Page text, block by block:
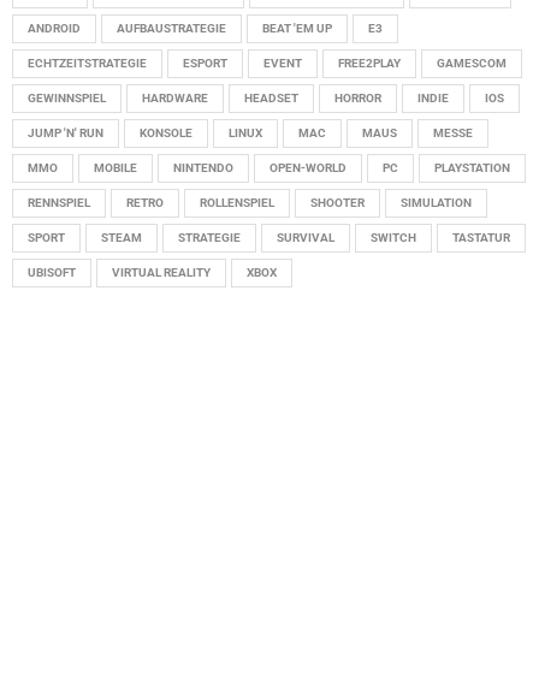
ANDROID AUFBAUSTRATEGIE BEAT 'EM UP E3
ECHTZEITSTRATEGIE ESPORT EVENT FREE2PLAY GAMESCOM
GEWINNSPIEL HARDWARE HEADSET HORROR INDIE IOS
JUMP 'N' RUN KONSOLE LINUX MAC MAUS MESSE
MMO MOBILE NINTENDO OPEN-WORLD PC PLAYSTATION
RENNSPIEL RETRO ROLLENSPIEL SHOOTER SIMULATION
SPORT STEAM STRATEGIE SURVIVAL SWITCH TASTATUR
UBISOFT VIRTUAL REALITY XBOX